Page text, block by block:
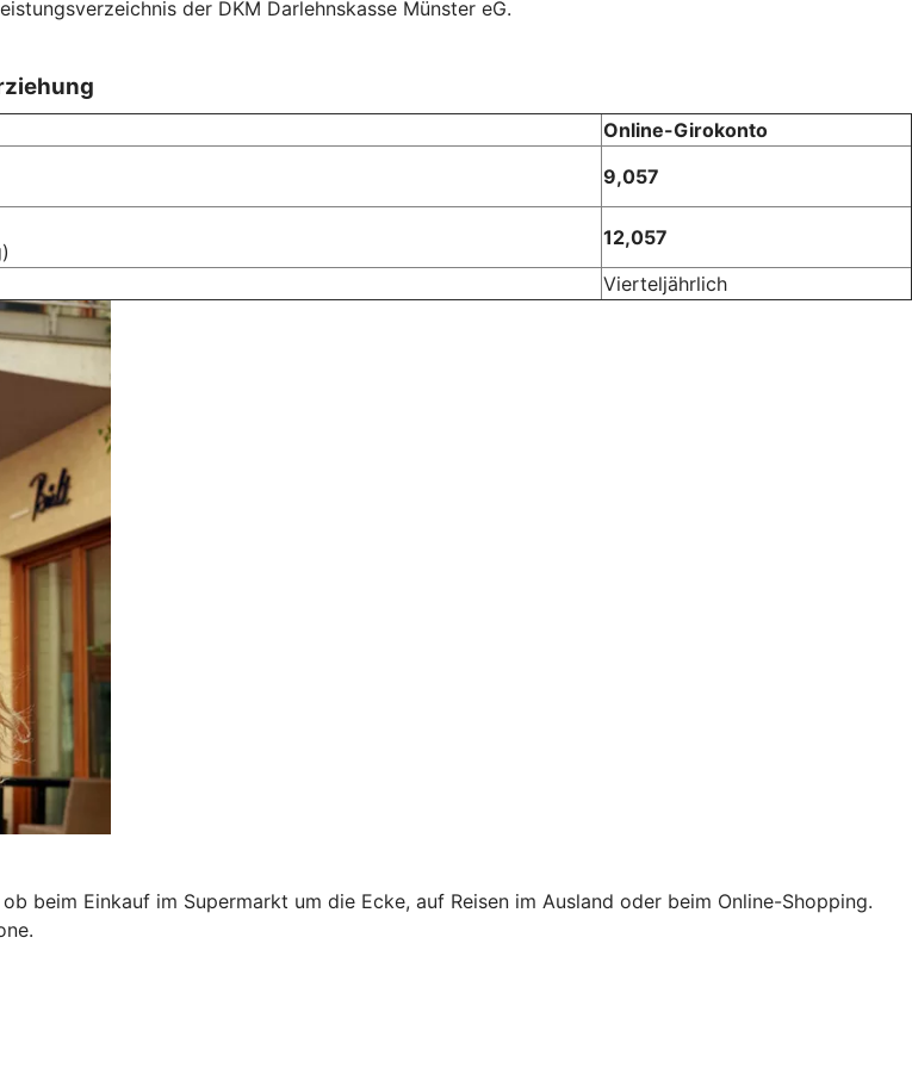
der DKM Darlehnskasse Münster eG.
Online-Girokonto
9,057
12,057
Vierteljährlich
beim Einkauf im Supermarkt um die Ecke, auf Reisen im Ausland oder beim Online-Shopping.